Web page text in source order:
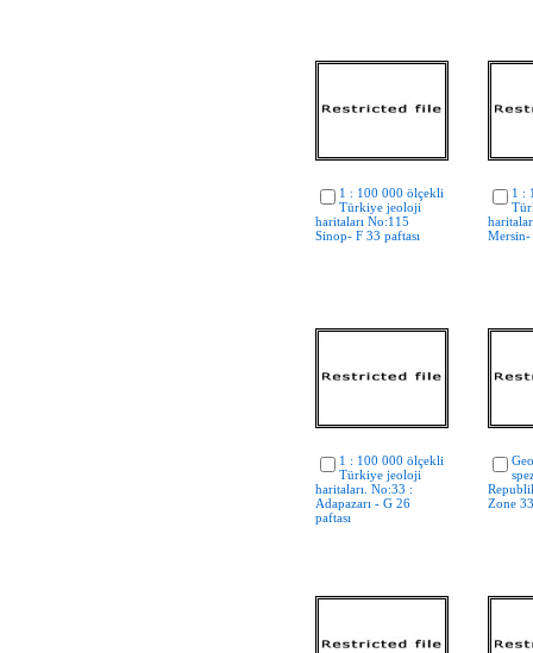
1 : 100 000 ölçekli
Türkiye jeoloji
haritaları No:115
Sinop- F 33 paftası
1 :
Mersin-
1 : 100 000 ölçekli
Türkiye jeoloji
haritaları. No:33 :
Adapazarı - G 26
paftası
Zone